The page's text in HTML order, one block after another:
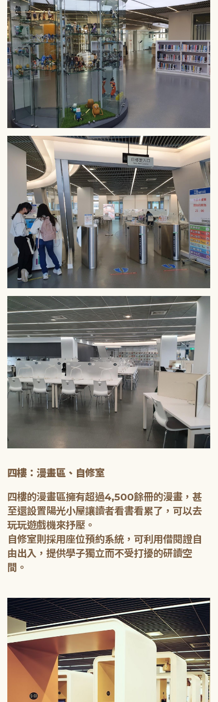
四樓：漫畫區、自修室
四樓的漫畫區擁有超過4,500餘冊的漫畫，甚
至還設置陽光小屋讓讀者看書看累了，可以去
玩玩遊戲機來抒壓。
自修室則採用座位預約系統，可利用借閱證自
由出入，提供學子獨立而不受打擾的研讀空
間。